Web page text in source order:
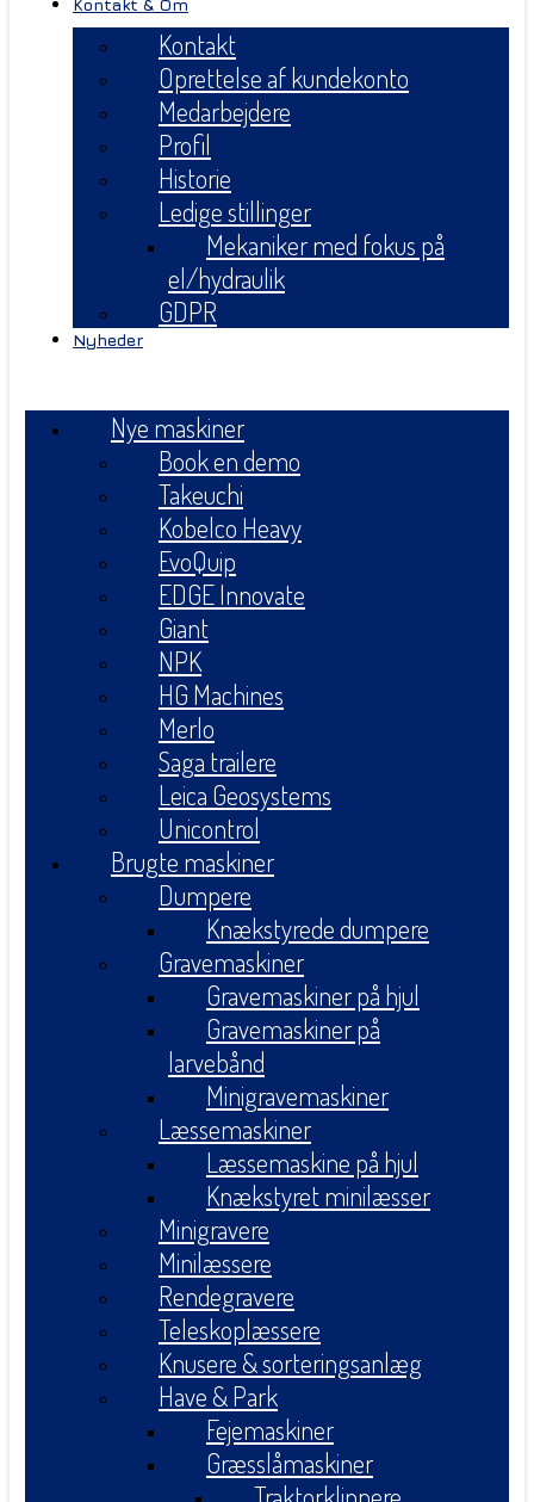
Kontakt & Om
Kontakt
Oprettelse af kundekonto
Medarbejdere
Profil
Historie
Ledige stillinger
Mekaniker med fokus på
el/hydraulik
GDPR
Nyheder
Nye maskiner
Book en demo
Takeuchi
Kobelco Heavy
EvoQuip
EDGE Innovate
Giant
NPK
HG Machines
Merlo
Saga trailere
Leica Geosystems
Unicontrol
Brugte maskiner
Dumpere
Knækstyrede dumpere
Gravemaskiner
Gravemaskiner på hjul
Gravemaskiner på
larvebånd
Minigravemaskiner
Læssemaskiner
Læssemaskine på hjul
Knækstyret minilæsser
Minigravere
Minilæssere
Rendegravere
Teleskoplæssere
Knusere & sorteringsanlæg
Have & Park
Fejemaskiner
Græsslåmaskiner